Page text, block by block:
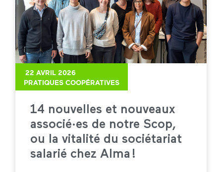
PRATIQUES COOPÉRATIVES
14 nouvelles et nouveaux
associé·es de notre Scop,
ou la vitalité du sociétariat
salarié chez Alma !
22 AVRIL 2026